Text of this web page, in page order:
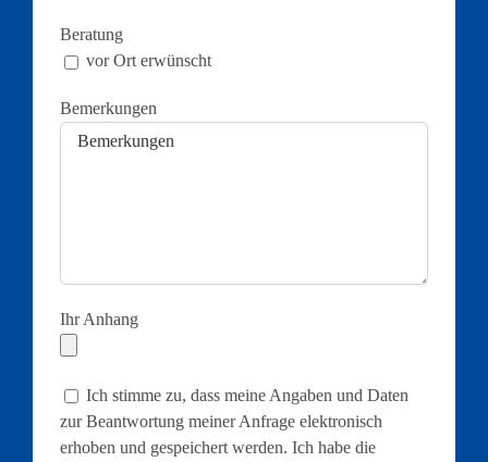
Beratung
vor Ort erwünscht
Bemerkungen
Ihr Anhang
Ich stimme zu, dass meine Angaben und Daten
zur Beantwortung meiner Anfrage elektronisch
erhoben und gespeichert werden. Ich habe die